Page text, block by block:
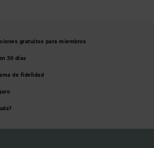
gratuitos para miembros
30 días
de fidelidad